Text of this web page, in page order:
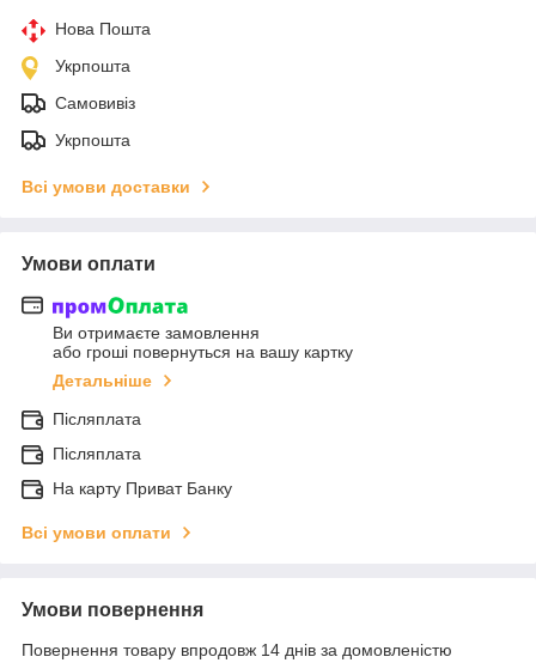
Нова Пошта
Укрпошта
Самовивіз
Укрпошта
Всі умови доставки
Умови оплати
Ви отримаєте замовлення
або гроші повернуться на вашу картку
Детальніше
Післяплата
Післяплата
На карту Приват Банку
Всі умови оплати
Умови повернення
Повернення товару впродовж 14 днів за домовленістю